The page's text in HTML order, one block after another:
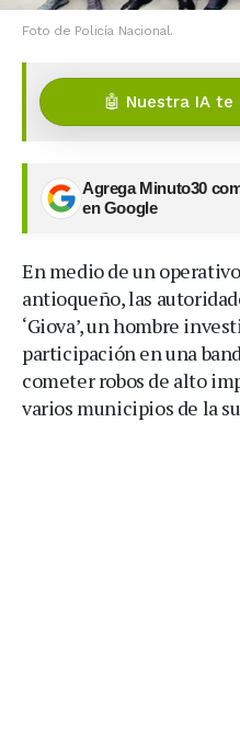
Foto de Policía Nacional.
🤖 Nuestra IA
Agrega Minuto30
en Google
En medio de un
antioqueño, las
‘Giova’, un hombre
participación en una
cometer robos de alto
varios municipios de la